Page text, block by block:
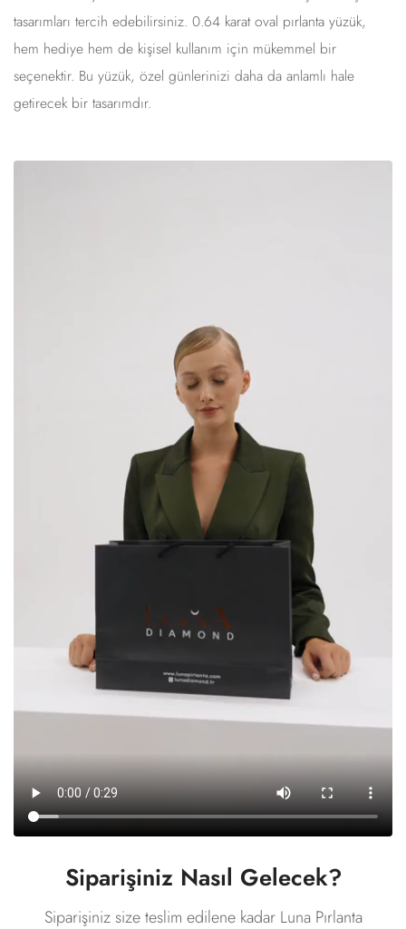
tasarımları tercih edebilirsiniz. 0.64 karat oval pırlanta yüzük,
hem hediye hem de kişisel kullanım için mükemmel bir
seçenektir. Bu yüzük, özel günlerinizi daha da anlamlı hale
getirecek bir tasarımdır.
Siparişiniz Nasıl Gelecek?
Siparişiniz size teslim edilene kadar Luna Pırlanta